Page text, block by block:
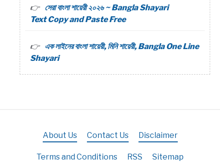
সেরা বাংলা শায়েরী ২০২৬ ~ Bangla Shayari
Text Copy and Paste Free
এক লাইনের বাংলা শায়েরী, মিনি শায়েরী, Bangla One Line
Shayari
About Us Contact Us Disclaimer
Terms and Conditions RSS Sitemap